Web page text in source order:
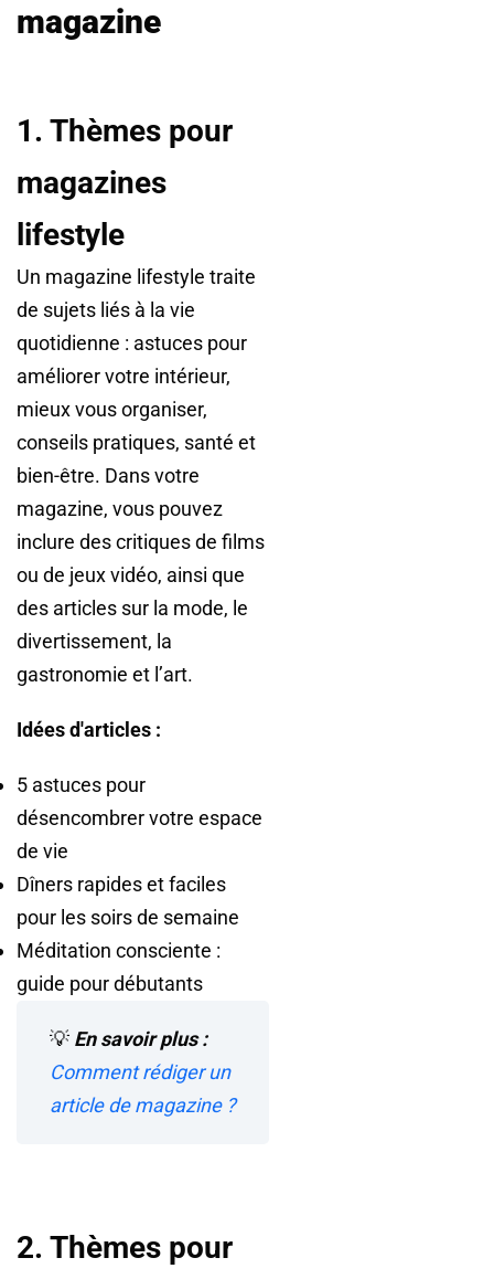
magazine
1. Thèmes pour
magazines
lifestyle
Un magazine lifestyle traite
de sujets liés à la vie
quotidienne : astuces pour
améliorer votre intérieur,
mieux vous organiser,
conseils pratiques, santé et
bien-être. Dans votre
magazine, vous pouvez
inclure des critiques de films
ou de jeux vidéo, ainsi que
des articles sur la mode, le
divertissement, la
gastronomie et l’art.
Idées d'articles :
5 astuces pour
désencombrer votre espace
de vie
Dîners rapides et faciles
pour les soirs de semaine
Méditation consciente :
guide pour débutants
💡 En savoir plus :
Comment rédiger un
article de magazine ?
2. Thèmes pour